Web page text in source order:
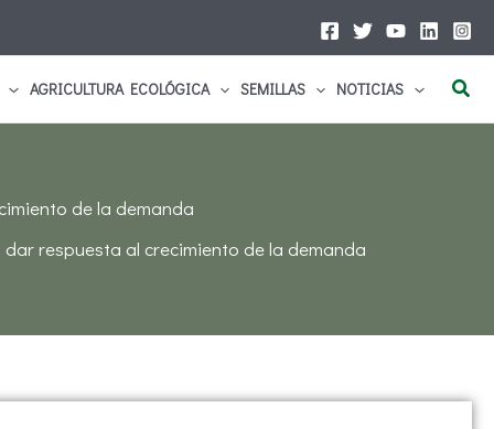
AGRICULTURA ECOLÓGICA SEMILLAS NOTICIAS
de la demanda
respuesta al crecimiento de la demanda